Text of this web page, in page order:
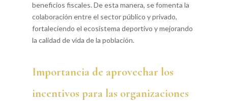
beneficios fiscales. De esta manera, se fomenta la
colaboración entre el sector público y privado,
fortaleciendo el ecosistema deportivo y mejorando
la calidad de vida de la población.
Importancia de aprovechar los
incentivos para las organizaciones